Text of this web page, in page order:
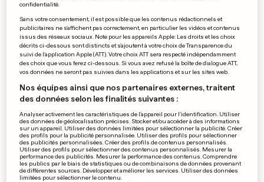
PUBLICITÉ
confidentialité.
Sans votre consentement, il est possible que les contenus rédactionnels et
publicitaires ne s'affichent pas correctement, en particulier les vidéos et contenus
issus des réseaux sociaux. Note pour les appareils Apple: Les droits et les choix
décrits ci-dessous sont distincts et s'ajoutent à votre choix de Transparence du
suivi de l'application Apple (ATT). Votre choix ATT sera respecté indépendamment
des choix que vous ferez ci-dessous. Si vous avez refusé la boîte de dialogue ATT,
vos données ne seront pas suivies dans les applications et sur les sites web.
Nos équipes ainsi que nos partenaires externes, traitent
des données selon les finalités suivantes :
Analyser activement les caractéristiques de l’appareil pour l’identification. Utiliser
des données de géolocalisation précises. Stocker et/ou accéder à des informations
sur un appareil. Utiliser des données limitées pour sélectionner la publicité. Créer
des profils pour la publicité personnalisée. Utiliser des profils pour sélectionner
des publicités personnalisées. Créer des profils de contenus personnalisés.
Utiliser des profils pour sélectionner des contenus personnalisés. Mesurer la
performance des publicités. Mesurer la performance des contenus. Comprendre
les publics par le biais de statistiques ou de combinaisons de données provenant
de différentes sources. Développer et améliorer les services. Utiliser des données
limitées pour sélectionner le contenu.